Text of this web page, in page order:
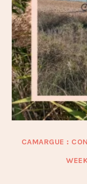
CAMARGUE :